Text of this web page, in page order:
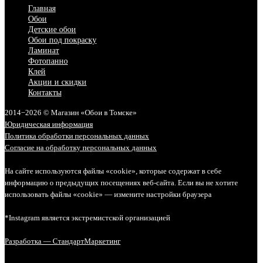
Главная
Обои
Детские обои
Обои под покраску
Ламинат
Фотопанно
Клей
Акции и скидки
Контакты
2014−2026 © Магазин «Обои в Томске»
Юридическая информация
Политика обработки персональных данных
Согласие на обработку персональных данных
На сайте используются файлы «cookie», которые содержат в себе
информацию о предыдущих посещениях веб-сайта. Если вы не хотите
использовать файлы «cookie» — измените настройки браузера
*Instagram является экстремистской организацией
Разработка — СтандартМаркетинг